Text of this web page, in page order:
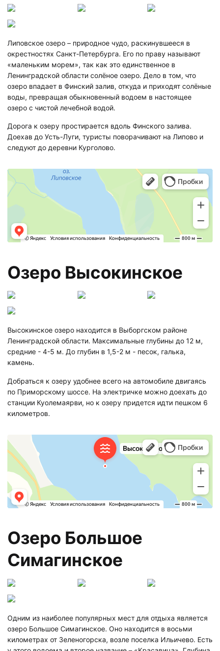
Липовское озеро – природное чудо, раскинувшееся в
окрестностях Санкт-Петербурга. Его по праву называют
«маленьким морем», так как это единственное в
Ленинградской области солёное озеро. Дело в том, что
озеро впадает в Финский залив, откуда и приходят солёные
воды, превращая обыкновенный водоем в настоящее
озеро с чистой лечебной водой.
Дорога к озеру простирается вдоль Финского залива.
Доехав до Усть-Луги, туристы поворачивают на Липово и
следуют до деревни Курголово.
Озеро Высокинское
Высокинское озеро находится в Выборгском районе
Ленинградской области. Максимальные глубины до 12 м,
средние - 4-5 м. До глубин в 1,5-2 м - песок, галька,
камень.
Добраться к озеру удобнее всего на автомобиле двигаясь
по Приморскому шоссе. На электричке можно доехать до
станции Куолемаярви, но к озеру придется идти пешком 6
километров.
Озеро Большое
Симагинское
Одним из наиболее популярных мест для отдыха является
озеро Большое Симагинское. Оно находится в восьми
километрах от Зеленогорска, возле поселка Ильичево. Есть